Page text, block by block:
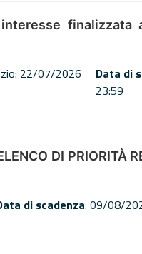
22/07/2026
Data di
23:59
DI PRIORITÀ
di scadenza: 09/08/